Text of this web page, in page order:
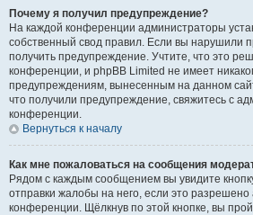
Почему я получил предупреждение?
На каждой конференции администраторы
собственный свод правил. Если вы нарушили
получить предупреждение. Учтите, что это
конференции, и phpBB Limited не имеет
предупреждениям, вынесенным на данном
что получили предупреждение, свяжитесь с
конференции.
Вернуться к началу
Как мне пожаловаться на сообщения
Рядом с каждым сообщением вы увидите
отправки жалобы на него, если это
конференции. Щёлкнув по этой кнопке, вы